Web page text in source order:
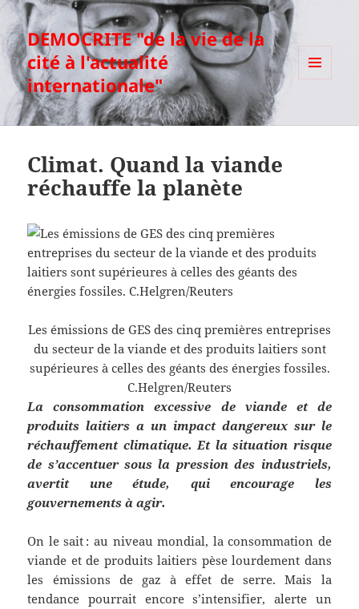
DEMOCRITE "de la vie de la
cité à l'actualité
internationale"
Climat. Quand la viande
réchauffe la planète
Les émissions de GES des cinq premières entreprises
du secteur de la viande et des produits laitiers sont
supérieures à celles des géants des énergies fossiles.
C.Helgren/Reuters
La consommation excessive de viande et de
produits laitiers a un impact dangereux sur le
réchauffement climatique. Et la situation risque
de s’accentuer sous la pression des industriels,
avertit une étude, qui encourage les
gouvernements à agir.
On le sait : au niveau mondial, la consommation de
viande et de produits laitiers pèse lourdement dans
les émissions de gaz à effet de serre. Mais la
tendance pourrait encore s’intensifier, alerte un